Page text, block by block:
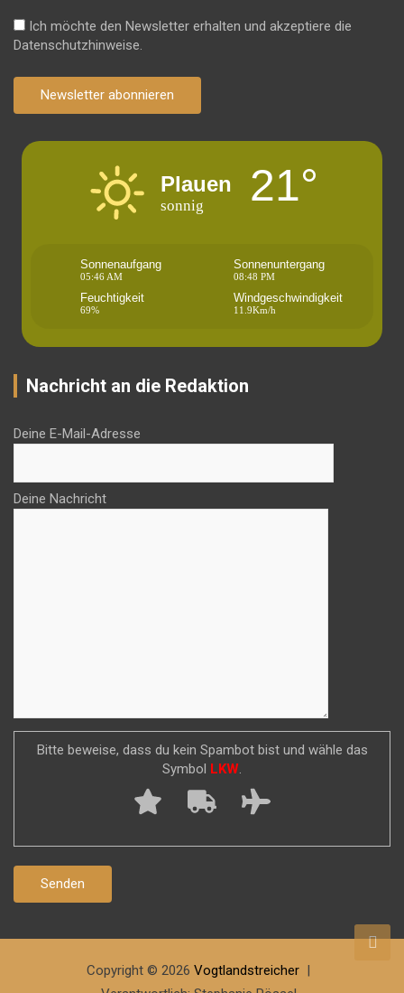
Ich möchte den Newsletter erhalten und akzeptiere die
Datenschutzhinweise.
Newsletter abonnieren
Plauen
sonnig 21°
Sonnenaufgang
05:46 AM
Sonnenuntergang
08:48 PM
Feuchtigkeit
69%
Windgeschwindigkeit
11.9Km/h
Nachricht an die Redaktion
Deine E-Mail-Adresse
Deine Nachricht
Bitte beweise, dass du kein Spambot bist und wähle das
Symbol LKW.
Copyright © 2026 Vogtlandstreicher